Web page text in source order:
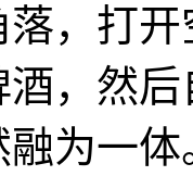
，打
酒，然
为一体